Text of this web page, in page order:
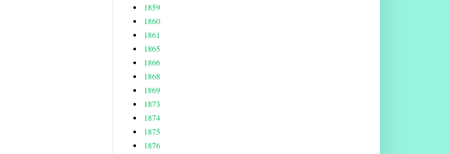
1859
1860
1861
1865
1866
1868
1869
1873
1874
1875
1876